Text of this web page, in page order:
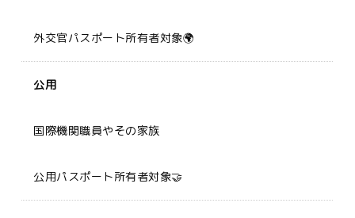
外交官パスポート所有者対象🌍
公用
国際機関職員やその家族
公用パスポート所有者対象🤝